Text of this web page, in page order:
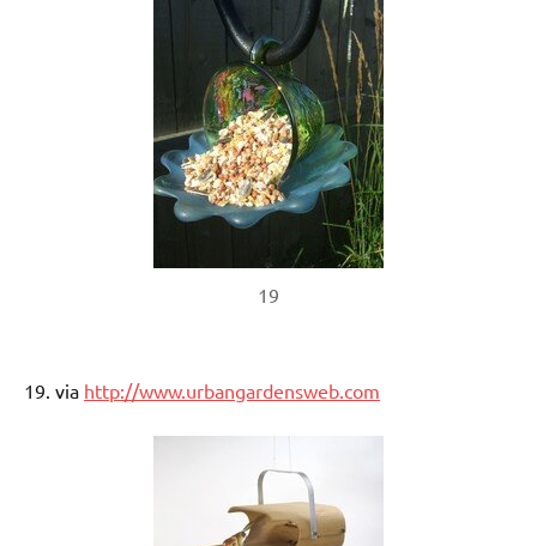
19
19. via http://www.urbangardensweb.com